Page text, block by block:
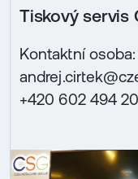
Tiskový servis
Kontaktní
+420 602 494